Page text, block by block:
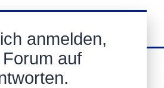
anmelden,
auf